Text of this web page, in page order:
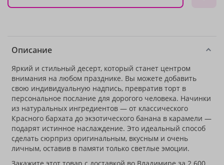
Описание
Яркий и стильный десерт, который станет центром
внимания на любом празднике. Вы можете добавить
свою индивидуальную надпись, превратив торт в
персональное послание для дорогого человека. Начинки
из натуральных ингредиентов — от классического
Красного бархата до экзотического банана в карамели —
подарят истинное наслаждение. Это идеальный способ
сделать сюрприз оригинальным, вкусным и очень
личным, оставив в памяти только светлые эмоции.